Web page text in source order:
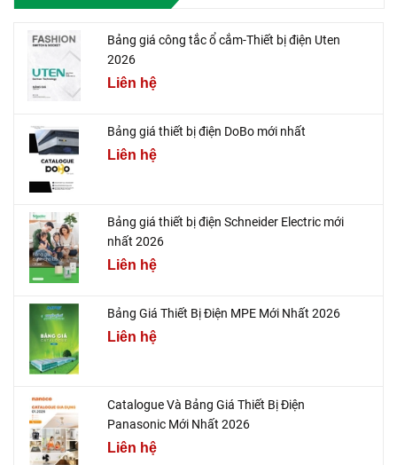
Bảng giá công tắc ổ cắm-Thiết bị điện Uten
2026
Liên hệ
Bảng giá thiết bị điện DoBo mới nhất
Liên hệ
Bảng giá thiết bị điện Schneider Electric mới
nhất 2026
Liên hệ
Bảng Giá Thiết Bị Điện MPE Mới Nhất 2026
Liên hệ
Catalogue Và Bảng Giá Thiết Bị Điện
Panasonic Mới Nhất 2026
Liên hệ